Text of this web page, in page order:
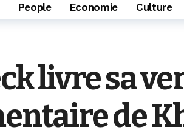
se réduire au seul libéralisme (Lamine
ses priorités devant le Gouverneur
l’équivalent de 600 minibus 12 heures ago
People Economie Culture
livre sa
de